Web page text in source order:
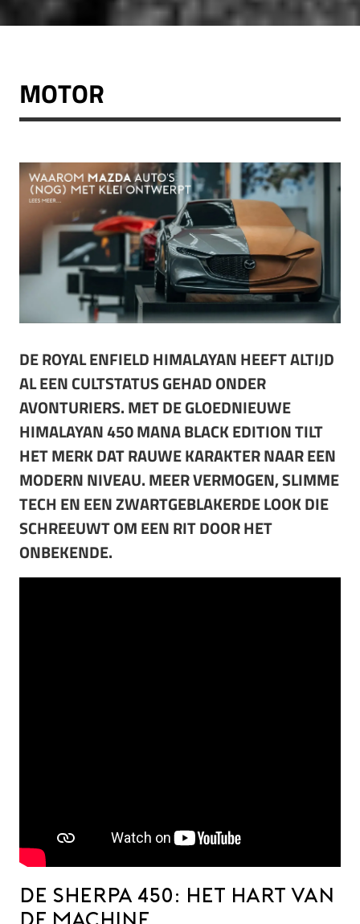
MOTOR
DE ROYAL ENFIELD HIMALAYAN HEEFT ALTIJD
AL EEN CULTSTATUS GEHAD ONDER
AVONTURIERS. MET DE GLOEDNIEUWE
HIMALAYAN 450 MANA BLACK EDITION TILT
HET MERK DAT RAUWE KARAKTER NAAR EEN
MODERN NIVEAU. MEER VERMOGEN, SLIMME
TECH EN EEN ZWARTGEBLAKERDE LOOK DIE
SCHREEUWT OM EEN RIT DOOR HET
ONBEKENDE.
De Sherpa 450: Het hart van